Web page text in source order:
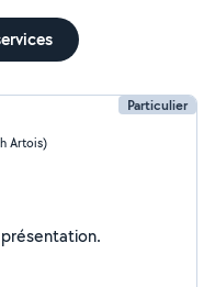
Particulier
Artois)
Je n'ai pas encore renseigné ma présentation.